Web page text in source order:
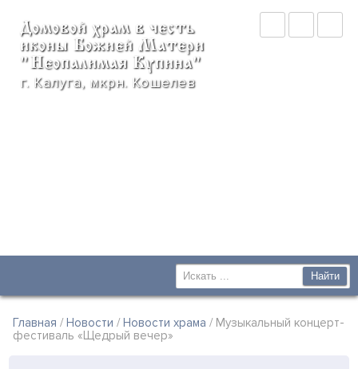
Домовой храм в честь
иконы Божией Матери
"Неопалимая Купина"
г. Калуга, мкрн. Кошелев
Главная /Новости /Новости храма / Музыкальный концерт-
фестиваль «Щедрый вечер»